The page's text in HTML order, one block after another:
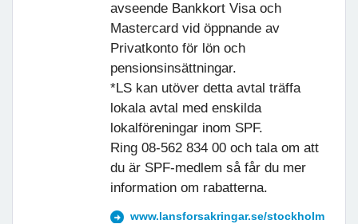
avseende Bankkort Visa och
Mastercard vid öppnande av
Privatkonto för lön och
pensionsinsättningar.
*LS kan utöver detta avtal träffa
lokala avtal med enskilda
lokalföreningar inom SPF.
Ring 08-562 834 00 och tala om att
du är SPF-medlem så får du mer
information om rabatterna.
www.lansforsakringar.se/stockholm